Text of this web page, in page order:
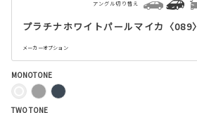
プラチナホワイトパールマイカ〈089〉
メーカーオプション
アングル切り替え
MONOTONE
TWO TONE